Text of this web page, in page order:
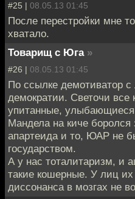
#25 | 08.05.13 01:45
После перестройки мне
хватало.
Товарищ с Юга »
#26 | 08.05.13 01:45
По ссылке демотиватор
демократии. Светочи все
упитанные,
Мандела на киче
апартеида и то, ЮАР не
государством.
А у нас тоталитаризм, и
такие кошерные. У лиц
диссонанса в мозгах не